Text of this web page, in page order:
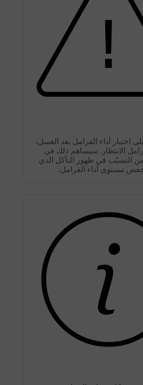
اختبار أداء الفرامل بعد الغسل،
الانتظار. سيساهم ذلك في
التسبّب في ظهور التآكل الذي
مستوى أداء الفرامل.